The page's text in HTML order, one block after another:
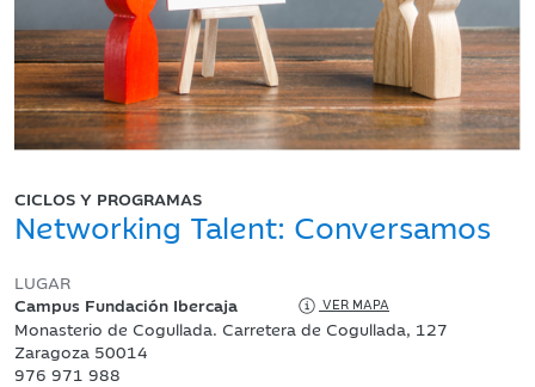
CICLOS Y PROGRAMAS
Networking Talent: Conversamos
LUGAR
Campus Fundación Ibercaja
VER MAPA
Monasterio de Cogullada. Carretera de Cogullada, 127
Zaragoza 50014
976 971 988